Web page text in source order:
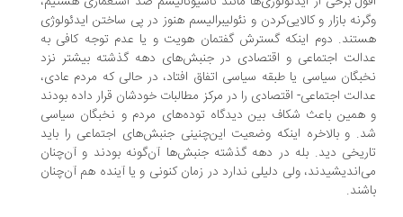
بازار و کالایی‌کردن و نئولیبرالیسم هنوز در پی ساختن ایدئولوژی
دوم اینکه گسترش گفتمان هویت و یا عدم توجه کافی به
اجتماعی و اقتصادی در جنبش‌های دهه گذشته بیشتر نزد
سیاسی یا طبقه سیاسی اتفاق افتاد، در حالی که مردم عادی،
اجتماعی- اقتصادی را در مرکز مطالبات خودشان قرار داده بودند
باعث شکاف بین دیدگاه توده‌های مردم و نخبگان سیاسی
و بالاخره اینکه وضعیت این‌چنینی جنبش‌های اجتماعی را باید
دید. بله در دهه گذشته جنبش‌ها آن‌گونه بودند و آن‌چنان
ولی دلیلی ندارد در زمان کنونی و یا آینده هم آن‌چنان